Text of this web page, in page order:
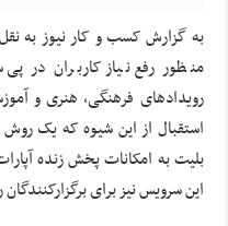
به گزارش کسب و کار نیوز به
منظور رفع نیاز کاربران در
رویدادهای فرهنگی، هنری و
استقبال از این شیوه که یک
بلیت به امکانات پخش زنده
این سرویس نیز برای